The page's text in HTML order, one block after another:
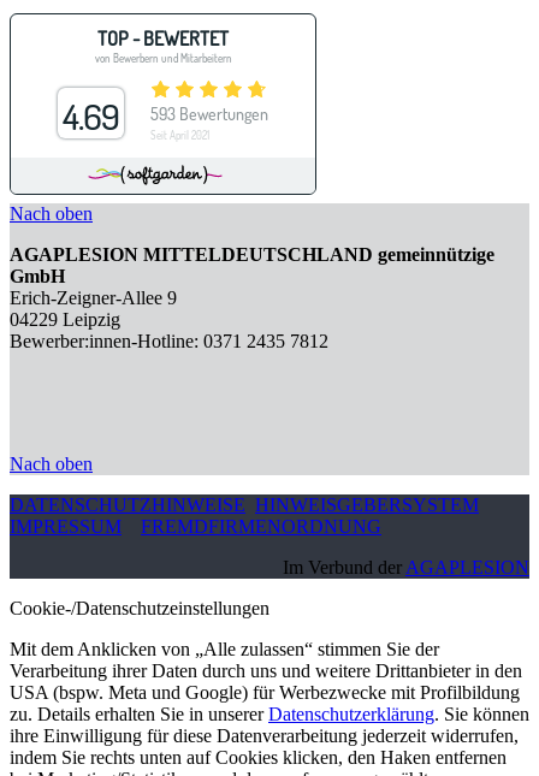
Nach oben
AGAPLESION MITTELDEUTSCHLAND gemeinnützige
GmbH
Erich-Zeigner-Allee 9
04229 Leipzig
Bewerber:innen-Hotline: 0371 2435 7812
Nach oben
DATENSCHUTZHINWEISE HINWEISGEBERSYSTEM
IMPRESSUM
FREMDFIRMENORDNUNG
Im Verbund der AGAPLESION
Cookie-/Datenschutzeinstellungen
Mit dem Anklicken von „Alle zulassen“ stimmen Sie der
Verarbeitung ihrer Daten durch uns und weitere Drittanbieter in den
USA (bspw. Meta und Google) für Werbezwecke mit Profilbildung
zu. Details erhalten Sie in unsererDatenschutzerklärung. Sie können
ihre Einwilligung für diese Datenverarbeitung jederzeit widerrufen,
indem Sie rechts unten auf Cookies klicken, den Haken entfernen